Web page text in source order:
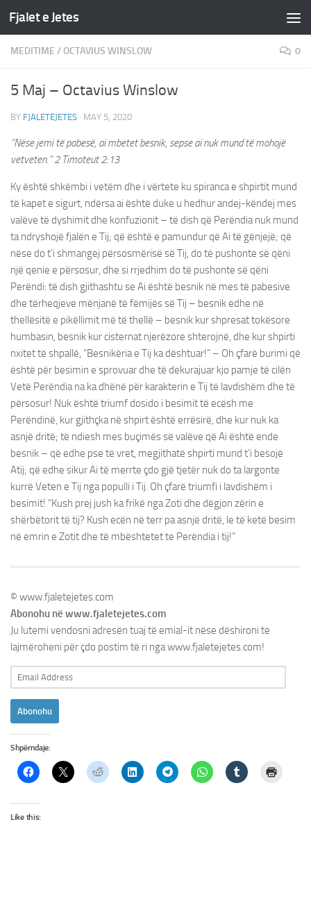
Skip to content
Fjalet e Jetes
MEDITIME /OCTAVIUS WINSLOW 0
5 Maj – Octavius Winslow
BY FJALETEJETES · MAY 5, 2020
“Nëse jemi të pabesë, ai mbetet besnik, sepse ai nuk mund të mohojë
vetveten.”2 Timoteut‬ ‭2:13‬
Ky është shkëmbi i vetëm dhe i vërtete ku spiranca e shpirtit mund
të kapet e sigurt, ndërsa ai është duke u hedhur andej-këndej mes
valëve të dyshimit dhe konfuzionit – të dish që Perëndia nuk mund
ta ndryshojë fjalën e Tij; që është e pamundur që Ai të gënjejë; që
nëse do t’i shmangej përsosmërisë së Tij, do të pushonte së qëni
një qenie e përsosur, dhe si rrjedhim do të pushonte së qëni
Perëndi: të dish gjithashtu se Ai është besnik në mes të pabesive
dhe tërheqjeve mënjanë të fëmijës së Tij – besnik edhe në
thellësitë e pikëllimit më të thellë – besnik kur shpresat tokësore
humbasin, besnik kur cisternat njerëzore shterojnë, dhe kur shpirti
nxitet të shpallë, “Besnikëria e Tij ka dështuar!” – Oh çfarë burimi që
është për besimin e sprovuar dhe të dekurajuar kjo pamje të cilën
Vetë Perëndia na ka dhënë për karakterin e Tij të lavdishëm dhe të
përsosur! Nuk është triumf dosido i besimit të ecësh me
Perëndinë, kur gjithçka në shpirt është errësirë, dhe kur nuk ka
asnjë dritë; të ndiesh mes buçimës së valëve që Ai është ende
besnik – që edhe pse të vret, megjithatë shpirti mund t’i besojë
Atij; që edhe sikur Ai të merrte çdo gjë tjetër nuk do ta largonte
kurrë Veten e Tij nga populli i Tij. Oh çfarë triumfi i lavdishëm i
besimit! “Kush prej jush ka frikë nga Zoti dhe dëgjon zërin e
shërbëtorit të tij? Kush ecën në terr pa asnjë dritë, le të ketë besim
në emrin e Zotit dhe të mbështetet te Perëndia i tij!”
© www.fjaletejetes.com
Abonohu në www.fjaletejetes.com
Ju lutemi vendosni adresën tuaj të emial-it nëse dëshironi të
lajmëroheni për çdo postim të ri nga www.fjaletejetes.com!
Email
Address
Abonohu
Shpërndaje:
Like this: